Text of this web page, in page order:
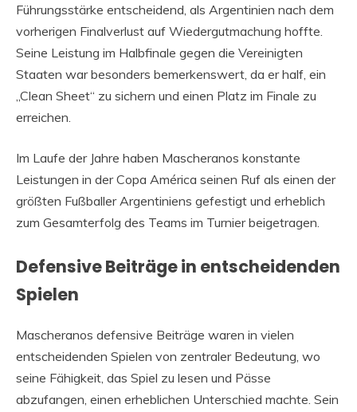
Führungsstärke entscheidend, als Argentinien nach dem
vorherigen Finalverlust auf Wiedergutmachung hoffte.
Seine Leistung im Halbfinale gegen die Vereinigten
Staaten war besonders bemerkenswert, da er half, ein
„Clean Sheet“ zu sichern und einen Platz im Finale zu
erreichen.
Im Laufe der Jahre haben Mascheranos konstante
Leistungen in der Copa América seinen Ruf als einen der
größten Fußballer Argentiniens gefestigt und erheblich
zum Gesamterfolg des Teams im Turnier beigetragen.
Defensive Beiträge in entscheidenden
Spielen
Mascheranos defensive Beiträge waren in vielen
entscheidenden Spielen von zentraler Bedeutung, wo
seine Fähigkeit, das Spiel zu lesen und Pässe
abzufangen, einen erheblichen Unterschied machte. Sein